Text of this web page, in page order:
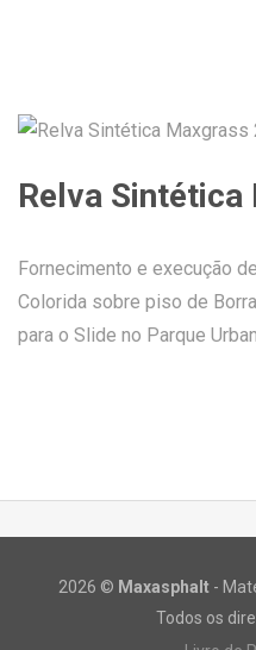
Relva Sintética
Fornecimento e execução
Colorida sobre piso de
para o Slide no Parque
2026 © Maxasphalt-
Todos os